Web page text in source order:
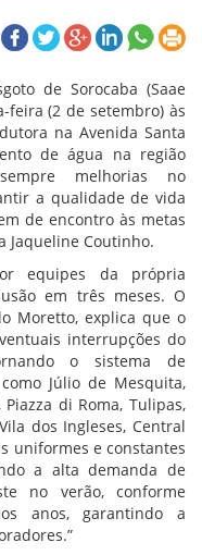
de Sorocaba (Saae
feira (2 de setembro) às
na Avenida Santa
de água na região
melhorias no
a qualidade de vida
de encontro às metas
Jaqueline Coutinho.
equipes da própria
em três meses. O
Moretto, explica que o
interrupções do
o sistema de
Júlio de Mesquita,
di Roma, Tulipas,
dos Ingleses, Central
uniformes e constantes
a alta demanda de
no verão, conforme
anos, garantindo a